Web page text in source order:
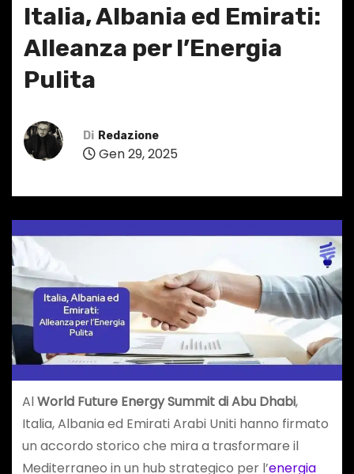
Italia, Albania ed Emirati:
Alleanza per l’Energia
Pulita
Di Redazione
Gen 29, 2025
AlWorld Future Energy Summit di Abu Dhabi,
Italia, Albania ed Emirati Arabi Uniti hanno firmato
un accordo storico che mira a trasformare il
Mediterraneo in un hub strategico per l’energia